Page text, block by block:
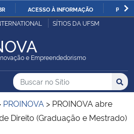
IR
O
ACESSO À INFORMAÇÃO
Pública
SÍTIOS DA UFSM
e Empreendedorismo
do Sítio
Busca
Buscar no no Sítio
Busca:
PROINOVA > PROINOVA abre
Direito (Graduação e Mestrado)